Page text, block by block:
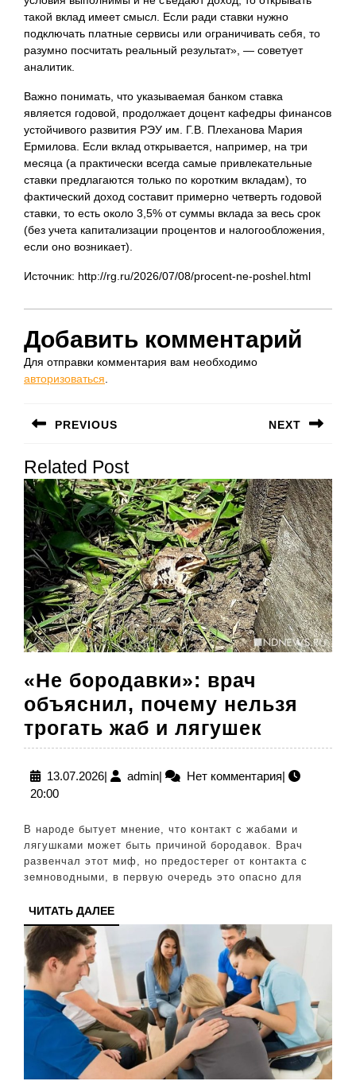
такой вклад имеет смысл. Если ради ставки нужно
подключать платные сервисы или ограничивать себя, то
разумно посчитать реальный результат», — советует
аналитик.
Важно понимать, что указываемая банком ставка
является годовой, продолжает доцент кафедры финансов
устойчивого развития РЭУ им. Г.В. Плеханова Мария
Ермилова. Если вклад открывается, например, на три
месяца (а практически всегда самые привлекательные
ставки предлагаются только по коротким вкладам), то
фактический доход составит примерно четверть годовой
ставки, то есть около 3,5% от суммы вклада за весь срок
(без учета капитализации процентов и налогообложения,
если оно возникает).
Источник: http://rg.ru/2026/07/08/procent-ne-poshel.html
Добавить комментарий
Для отправки комментария вам необходимо
авторизоваться
по
записям
PREVIOUS
запись:
NEXT
запись:
Related Post
«Не бородавки»: врач
объяснил, почему нельзя
трогать жаб и лягушек
врач
почему
нельзя
трогать
лягушек
13.07.202613.07.2026
| adminadmin
| Нет комментария|
20:00
В народе бытует мнение, что контакт с жабами и
лягушками может быть причиной бородавок. Врач
развенчал этот миф, но предостерег от контакта с
земноводными, в первую очередь это опасно для
ЧИТАТЬ ДАЛЕЕЧИТАТЬ
ДАЛЕЕ